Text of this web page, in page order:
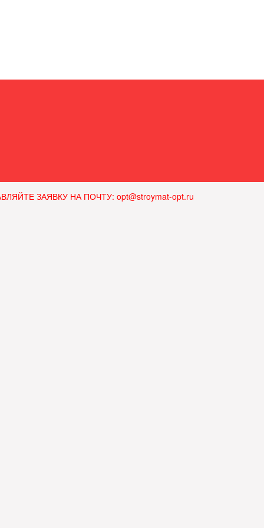
ЗАЯВКУ НА ПОЧТУ: opt@stroymat-opt.ru